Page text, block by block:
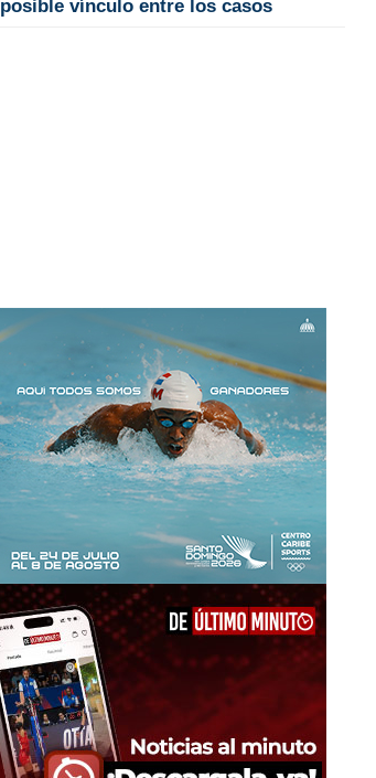
posible vínculo entre los casos